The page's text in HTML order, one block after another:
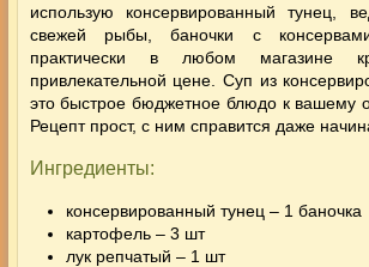
использую консервированный тунец ,
свежей рыбы, баночки с
практически в любом магазине
привлекательной цене. Суп из
это быстрое бюджетное блюдо к вашему
Рецепт прост, с ним справится даже
Ингредиенты:
консервированный тунец – 1 баночка
картофель – 3 шт
лук репчатый – 1 шт